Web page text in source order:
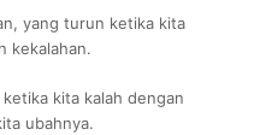
yang turun ketika kita
kekalahan.
kita kalah dengan
ubahnya.